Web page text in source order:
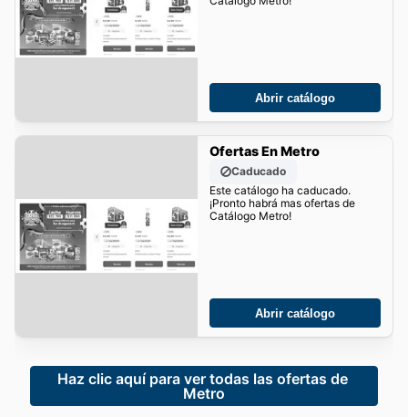
Abrir catálogo
Ofertas En Metro
Caducado
Este catálogo ha caducado.
¡Pronto habrá mas ofertas de
Catálogo Metro!
Abrir catálogo
Haz clic aquí para ver todas las ofertas de
Metro